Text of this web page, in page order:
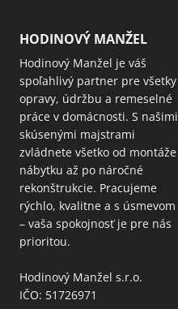
HODINOVÝ MANŽEL
Hodinový Manžel je váš
spoľahlivý partner pre všetky
opravy, údržbu a remeselné
práce v domácnosti. S našimi
skúsenými majstrami
zvládnete všetko od montáže
nábytku až po náročné
rekonštrukcie. Pracujeme
rýchlo, kvalitne a s úsmevom
– vaša spokojnosť je pre nás
prioritou.
Hodinový Manžel s.r.o.
IČO: 51726971